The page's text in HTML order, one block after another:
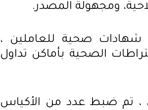
ومجهولة المصدر.
صحية للعاملين ،
الصحية بأماكن تداول
، تم ضبط عدد من الأكياس